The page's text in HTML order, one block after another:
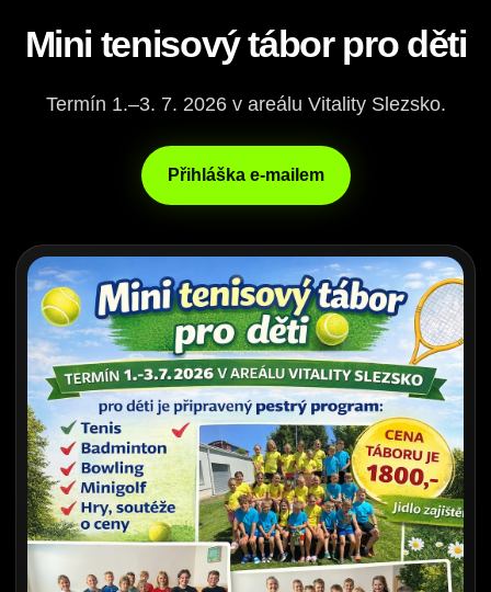
Mini tenisový tábor pro děti
Termín 1.–3. 7. 2026 v areálu Vitality Slezsko.
Přihláška e-mailem